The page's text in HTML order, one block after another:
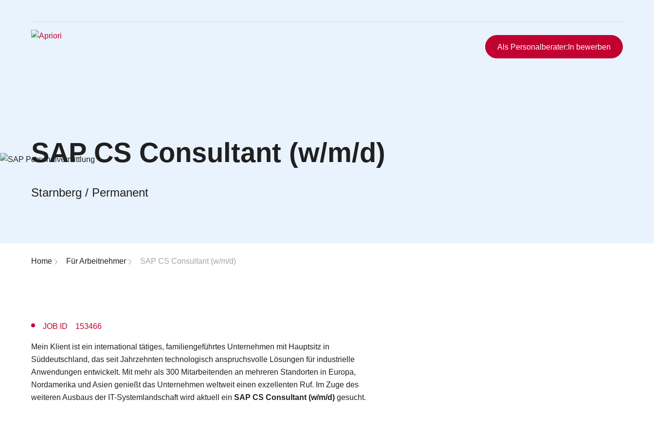
Schnellzugriff
HR:LAB Lösungen
Als Personalberater:In bewerben
SAP CS Consultant (w/m/d)
Starnberg / Permanent
Breadcrumb-Navigation
Home Für Arbeitnehmer SAP CS Consultant (w/m/d)
JOB ID 153466
Mein Klient ist ein international tätiges, familiengeführtes Unternehmen mit Hauptsitz in
Süddeutschland, das seit Jahrzehnten technologisch anspruchsvolle Lösungen für industrielle
Anwendungen entwickelt. Mit mehr als 300 Mitarbeitenden an mehreren Standorten in Europa,
Nordamerika und Asien genießt das Unternehmen weltweit einen exzellenten Ruf. Im Zuge des
weiteren Ausbaus der IT-Systemlandschaft wird aktuell ein SAP CS Consultant (w/m/d) gesucht.